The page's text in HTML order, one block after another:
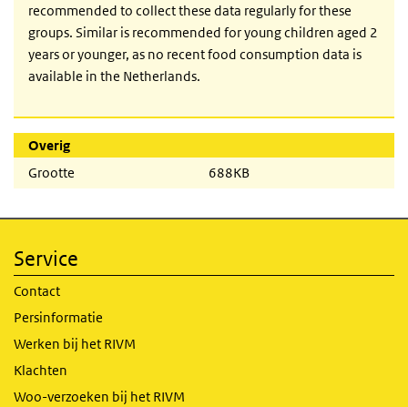
recommended to collect these data regularly for these
groups. Similar is recommended for young children aged 2
years or younger, as no recent food consumption data is
available in the Netherlands.
Overig
Grootte
688KB
Service
Contact
Persinformatie
Werken bij het RIVM
Klachten
Woo-verzoeken bij het RIVM